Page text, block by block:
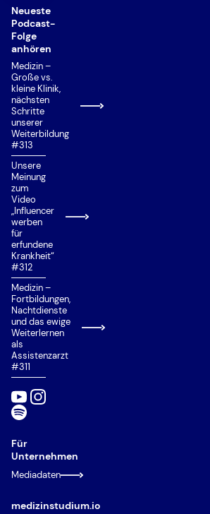
Neueste
Podcast-
Folge
anhören
Medizin –
Große vs.
kleine Klinik,
nächsten
Schritte
unserer
Weiterbildung
#313
Unsere
Meinung
zum
Video
„Influencer
werben
für
erfundene
Krankheit“
#312
Medizin –
Fortbildungen,
Nachtdienste
und das ewige
Weiterlernen
als
Assistenzarzt
#311
medizinstudium.io
Für
Unternehmen
Mediadaten